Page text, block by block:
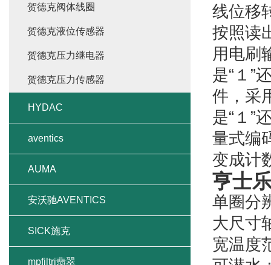
线位移
按照读
用电刷
是“１”
件，采
是“１”
量式编
变成计
亨士
单圈分
大尺寸
宽温度
贺德克阀体线圈
贺德克液位传感器
贺德克压力继电器
贺德克压力传感器
HYDAC
aventics
AUMA
安沃驰AVENTICS
SICK施克
mpfiltri翡翠